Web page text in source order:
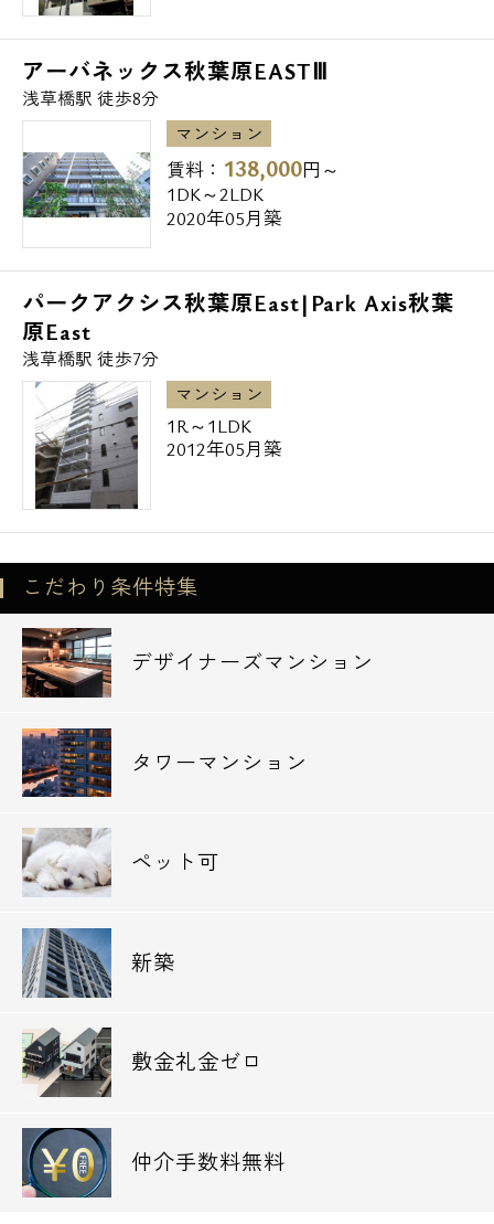
アーバネックス秋葉原EASTⅢ
浅草橋駅 徒歩8分
マンション
賃料： 138,000円～
1DK～2LDK
2020年05月築
パークアクシス秋葉原East|Park Axis秋葉
原East
浅草橋駅 徒歩7分
マンション
1R～1LDK
2012年05月築
こだわり条件特集
デザイナーズマンション
タワーマンション
ペット可
新築
敷金礼金ゼロ
仲介手数料無料